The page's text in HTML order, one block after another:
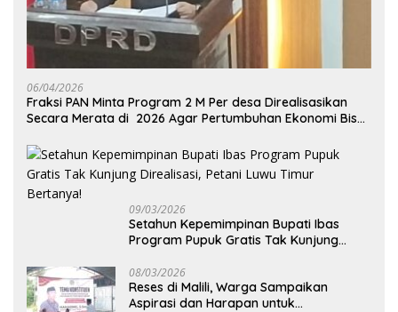
06/04/2026
Fraksi PAN Minta Program 2 M Per desa Direalisasikan
Secara Merata di 2026 Agar Pertumbuhan Ekonomi Bisa
09/03/2026
Setahun Kepemimpinan Bupati Ibas
Program Pupuk Gratis Tak Kunjung
08/03/2026
Reses di Malili, Warga Sampaikan
Aspirasi dan Harapan untuk